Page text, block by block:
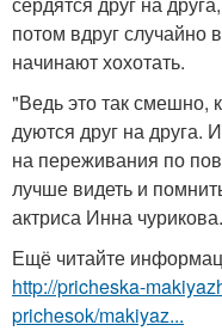
потом вдруг случайно
начинают хохотать.
"Ведь это так смешно,
дуются друг на друга.
на переживания по
лучше видеть и
актриса Инна чурикова.
Ещё читайте
http://pricheska-
prichesok/makiyaz...